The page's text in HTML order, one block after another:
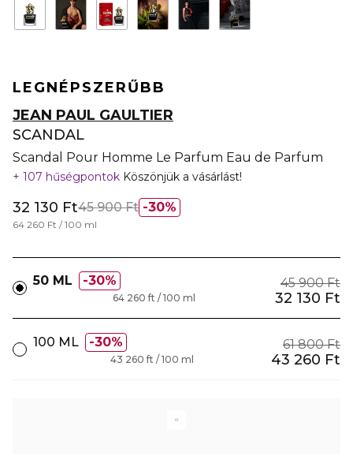
LEGNÉPSZERŰBB
JEAN PAUL GAULTIER
SCANDAL
Scandal Pour Homme Le Parfum Eau de Parfum
107 hűségpontok Köszönjük a vásárlást!
30%
32 130 Ft45 900 Ft
64 260 Ft / 100 ml
50 ML 30% 45 900 Ft
32 130 Ft
64 260 ft / 100 ml
100 ML 30% 61 800 Ft
43 260 Ft
43 260 ft / 100 ml